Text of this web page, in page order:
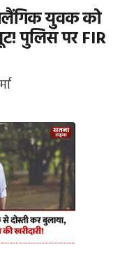
युवक को
पुलिस पर FIR